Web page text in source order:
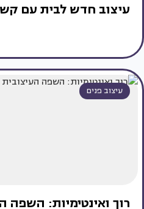
עיצוב חדש לבית עם
עיצוב פנים
רוך ואינטימיות: השפה